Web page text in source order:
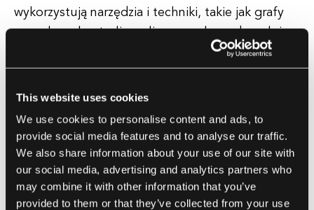
This website uses cookies
We use cookies to personalise content and ads, to
provide social media features and to analyse our traffic.
We also share information about your use of our site with
our social media, advertising and analytics partners who
may combine it with other information that you’ve
provided to them or that they’ve collected from your use
wykorzystują narzędzia i techniki, takie jak grafy
przepływu kontroli, analiza przepływu danych i
analiza statyczna, aby zbadać strukturę programu
i zidentyfikować potencjalne problemy.
pomocą grafów przepływu kontroli, programiści
mogą łatwo zidentyfikować złożone struktury
kontroli, pętle i instrukcje warunkowe, które
mogą wpłynąć na zachowanie programu.